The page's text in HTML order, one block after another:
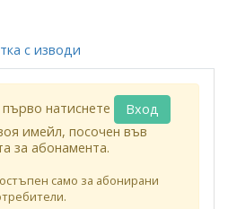
с изводи
натиснете
Вход
имейл, посочен във
за абонамента.
само за абонирани